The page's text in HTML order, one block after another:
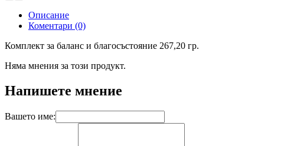
Описание
Коментари (0)
Комплект за баланс и благосъстояние 267,20 гр.
Няма мнения за този продукт.
Напишете мнение
Вашето име: